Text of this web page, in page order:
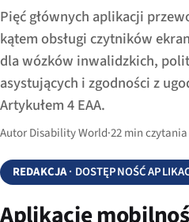
Pięć głównych aplikacji
kątem obsługi czytników
dla wózków inwalidzkich,
asystujących i zgodności z
Artykułem 4 EAA.
Autor Disability World·22 min czytania
REDAKCJA· DOSTĘPNOŚĆ